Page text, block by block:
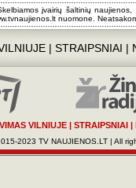
įvairių šaltinių
nuomone.
| STRAIPSNIAI |
VILNIUJE | STRAIPSNIAI |
2023 TV NAUJIENOS.LT | All